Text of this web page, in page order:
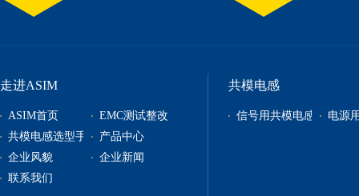
走进ASIM
ASIM首页
EMC测试整改
共模电感选型手册 产品中心
信号用共模电感
企业风貌
企业新闻
联系我们
共模电感
信号用共模电感 电源